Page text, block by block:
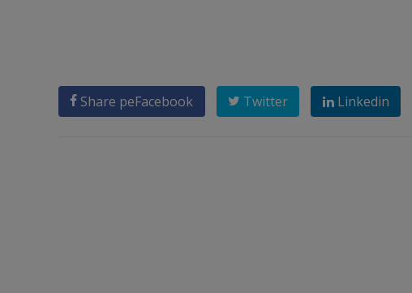
Share peFacebook Twitter Linkedin